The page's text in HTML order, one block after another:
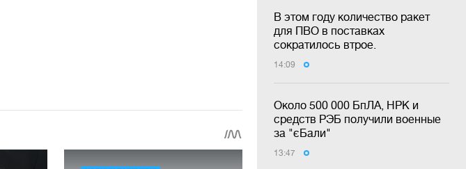
В этом году количество ракет
для ПВО в поставках
сократилось втрое.
14:09
Около 500 000 БпЛА, НРК и
средств РЭБ получили военные
за "єБали"
13:47